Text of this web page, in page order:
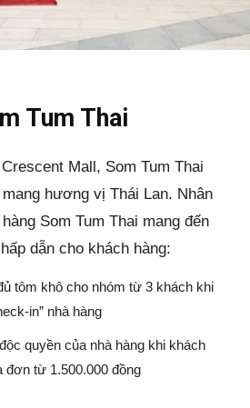
Tum Thai
Mall, Som Tum Thai
hương vị Thái Lan. Nhân
Som Tum Thai mang đến
dẫn cho khách hàng:
tôm khô cho nhóm từ 3 khách khi
in” nhà hàng
quyền của nhà hàng khi khách
đơn từ 1.500.000 đồng